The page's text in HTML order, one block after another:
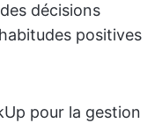
décisions
positives
pour la gestion